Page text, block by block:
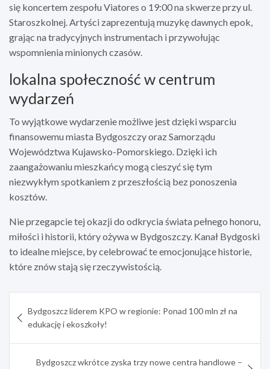
się koncertem zespołu Viatores o 19:00 na skwerze przy ul.
Staroszkolnej. Artyści zaprezentują muzykę dawnych epok,
grając na tradycyjnych instrumentach i przywołując
wspomnienia minionych czasów.
lokalna społeczność w centrum
wydarzeń
To wyjątkowe wydarzenie możliwe jest dzięki wsparciu
finansowemu miasta Bydgoszczy oraz Samorządu
Województwa Kujawsko-Pomorskiego. Dzięki ich
zaangażowaniu mieszkańcy mogą cieszyć się tym
niezwykłym spotkaniem z przeszłością bez ponoszenia
kosztów.
Nie przegapcie tej okazji do odkrycia świata pełnego honoru,
miłości i historii, który ożywa w Bydgoszczy. Kanał Bydgoski
to idealne miejsce, by celebrować te emocjonujące historie,
które znów stają się rzeczywistością.
wpisu
Bydgoszcz liderem KPO w regionie: Ponad 100 mln zł na
edukację i ekoszkoły!
Bydgoszcz wkrótce zyska trzy nowe centra handlowe –